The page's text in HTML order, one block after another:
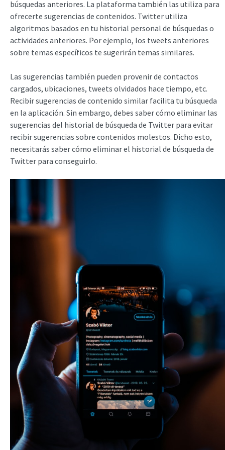
búsquedas anteriores. La plataforma también las utiliza para
ofrecerte sugerencias de contenidos. Twitter utiliza
algoritmos basados en tu historial personal de búsquedas o
actividades anteriores. Por ejemplo, los tweets anteriores
sobre temas específicos te sugerirán temas similares.
Las sugerencias también pueden provenir de contactos
cargados, ubicaciones, tweets olvidados hace tiempo, etc.
Recibir sugerencias de contenido similar facilita tu búsqueda
en la aplicación. Sin embargo, debes saber cómo eliminar las
sugerencias del historial de búsqueda de Twitter para evitar
recibir sugerencias sobre contenidos molestos. Dicho esto,
necesitarás saber cómo eliminar el historial de búsqueda de
Twitter para conseguirlo.